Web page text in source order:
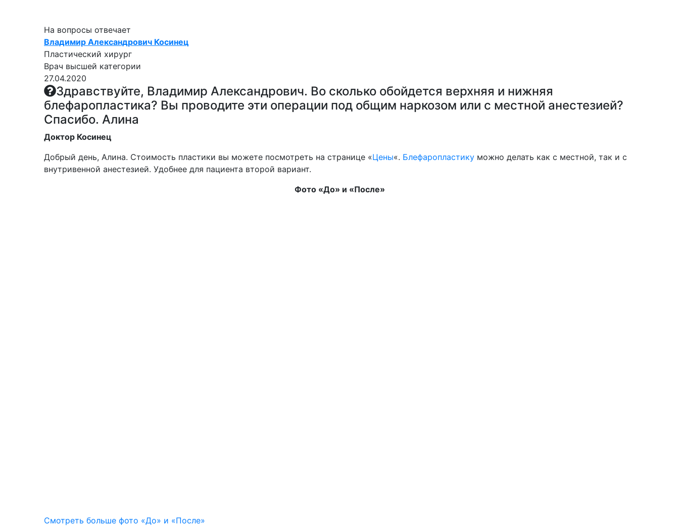
На вопросы отвечает
Владимир Александрович Косинец
Пластический хирург
Врач высшей категории
27.04.2020
Здравствуйте, Владимир Александрович. Во сколько обойдется верхняя и нижняя
блефаропластика? Вы проводите эти операции под общим наркозом или с местной анестезией?
Спасибо. Алина
Доктор Косинец
Добрый день, Алина. Стоимость пластики вы можете посмотреть на странице «Цены«. Блефаропластику можно делать как с местной, так и с
внутривенной анестезией. Удобнее для пациента второй вариант.
Фото «До» и «После»
Смотреть больше фото «До» и «После»